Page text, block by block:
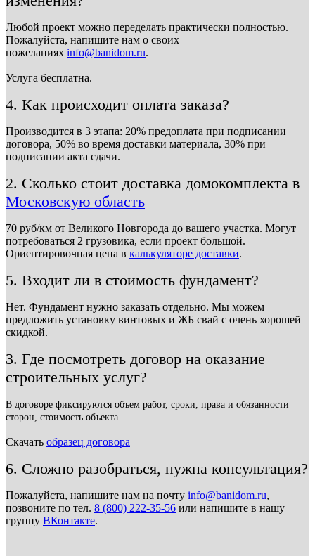
Любой проект можно переделать практически полностью.
Пожалуйста, напишите нам о своих
пожеланиях info@banidom.ru.
Услуга бесплатна.
4. Как происходит оплата заказа?
Производится в 3 этапа: 20% предоплата при подписании
договора, 50% во время доставки материала, 30% при
подписании акта сдачи.
2. Сколько стоит доставка домокомплекта в
Московскую область
70 руб/км от Великого Новгорода до вашего участка. Могут
потребоваться 2 грузовика, если проект большой.
Ориентировочная цена в калькуляторе доставки.
5. Входит ли в стоимость фундамент?
Нет. Фундамент нужно заказать отдельно. Мы можем
предложить установку винтовых и ЖБ свай с очень хорошей
скидкой.
3. Где посмотреть договор на оказание
строительных услуг?
В договоре фиксируются объем работ, сроки, права и обязанности
сторон, стоимость объекта.
Скачать образец договора
6. Сложно разобраться, нужна консультация?
Пожалуйста, напишите нам на почту info@banidom.ru,
позвоните по тел. 8 (800) 222-35-56 или напишите в нашу
группу ВКонтакте.